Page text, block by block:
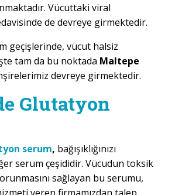
Vücuttaki viral
de devreye girmektedir.
geçişlerinde, vücut halsiz
tam da bu noktada Maltepe
devreye girmektedir.
Glutatyon
serum, bağışıklığınızı
serum çeşididir. Vücudun toksik
sağlayan bu serumu,
veren firmamızdan talep